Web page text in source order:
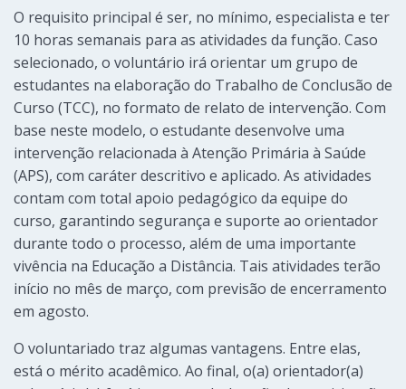
O requisito principal é ser, no mínimo, especialista e ter
10 horas semanais para as atividades da função. Caso
selecionado, o voluntário irá orientar um grupo de
estudantes na elaboração do Trabalho de Conclusão de
Curso (TCC), no formato de relato de intervenção. Com
base neste modelo, o estudante desenvolve uma
intervenção relacionada à Atenção Primária à Saúde
(APS), com caráter descritivo e aplicado. As atividades
contam com total apoio pedagógico da equipe do
curso, garantindo segurança e suporte ao orientador
durante todo o processo, além de uma importante
vivência na Educação a Distância. Tais atividades terão
início no mês de março, com previsão de encerramento
em agosto.
O voluntariado traz algumas vantagens. Entre elas,
está o mérito acadêmico. Ao final, o(a) orientador(a)